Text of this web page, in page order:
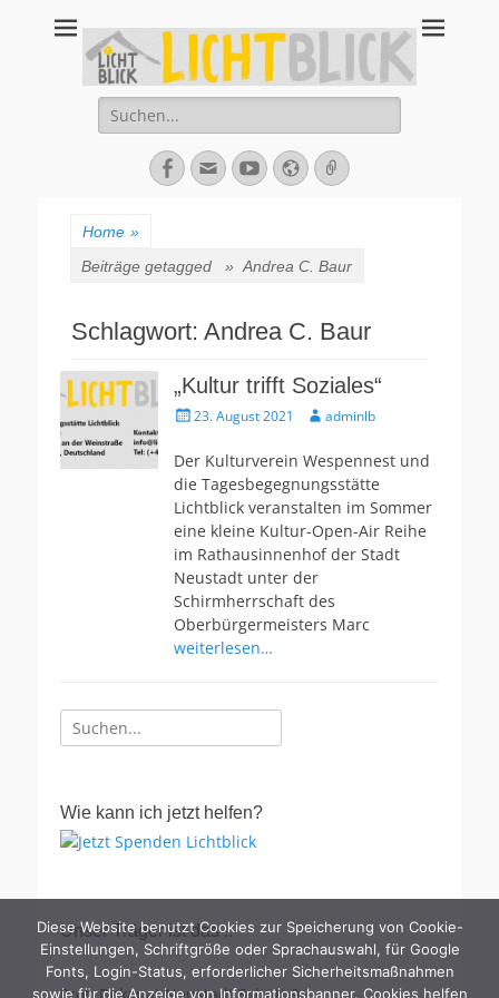
Lichtblick
67434 Neustadt an der Weinstraße – Amalienstraße 3 – Tel:
06321-355340
Suche
nach:
Facebook
E-
Mail
YouTube
WebsiteVerknüpfung
Home »
Beiträge getagged » Andrea C. Baur
Schlagwort: Andrea C. Baur
„Kultur trifft Soziales“
Veröffentlicht
23. August 2021 Autoradminlb
Der Kulturverein Wespennest und
die Tagesbegegnungsstätte
Lichtblick veranstalten im Sommer
eine kleine Kultur-Open-Air Reihe
im Rathausinnenhof der Stadt
Neustadt unter der
Schirmherrschaft des
Oberbürgermeisters Marc
weiterlesen…
Suche
nach:
Wie kann ich jetzt helfen?
Unser Träger ist das ..
Diese Website benutzt Cookies zur Speicherung von Cookie-
Einstellungen, Schriftgröße oder Sprachauswahl, für Google
Fonts, Login-Status, erforderlicher Sicherheitsmaßnahmen
sowie für die Anzeige von Informationsbanner. Cookies helfen